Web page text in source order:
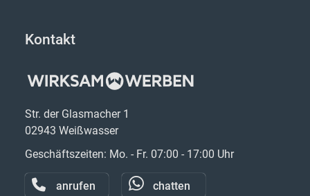
Kontakt
Str. der Glasmacher 1
02943 Weißwasser
Geschäftszeiten: Mo. - Fr. 07:00 - 17:00 Uhr
anrufen chatten